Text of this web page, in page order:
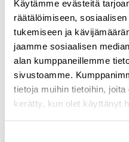
Käytämme evästeitä
räätälöimiseen,
tukemiseen ja
jaamme sosiaalisen
alan kumppaneillemme
sivustoamme.
tietoja muihin tietoihin,
kerätty, kun olet käyttänyt
Luento pohjaa Haapojan
taiteelliseen
Politics (Taideyliopiston
BIO